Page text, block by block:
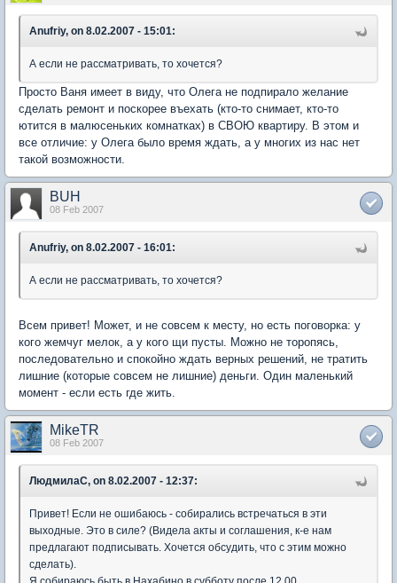
Anufriy, on 8.02.2007 - 15:01:
А если не рассматривать, то хочется?
Просто Ваня имеет в виду, что Олега не подпирало желание
сделать ремонт и поскорее въехать (кто-то снимает, кто-то
ютится в малюсеньких комнатках) в СВОЮ квартиру. В этом и
все отличие: у Олега было время ждать, а у многих из нас нет
такой возможности.
BUH
08 Feb 2007
Anufriy, on 8.02.2007 - 16:01:
А если не рассматривать, то хочется?
Всем привет! Может, и не совсем к месту, но есть поговорка: у
кого жемчуг мелок, а у кого щи пусты. Можно не торопясь,
последовательно и спокойно ждать верных решений, не тратить
лишние (которые совсем не лишние) деньги. Один маленький
момент - если есть где жить.
MikeTR
08 Feb 2007
ЛюдмилаС, on 8.02.2007 - 12:37:
Привет! Если не ошибаюсь - собирались встречаться в эти
выходные. Это в силе? (Видела акты и соглашения, к-е нам
предлагают подписывать. Хочется обсудить, что с этим можно
сделать).